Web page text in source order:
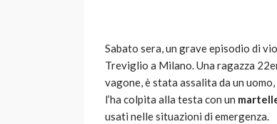
Sabato sera, un grave episodio di
Treviglio a Milano. Una ragazza
vagone, è stata assalita da un
l’ha colpita alla testa con un
usati nelle situazioni di emergenza.
VARIE
Robot
scegliere